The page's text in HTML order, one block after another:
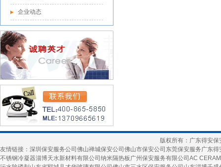
企业动态
版权所有：广东得安
友情链接： 深圳保安服务公司 佛山禅城保安公司 佛山市保安公司 东莞保安服务广东得
不锈钢冷凝器淄博天水新材料有限公司 纳米隔热板广州保安服务有限公司 AC